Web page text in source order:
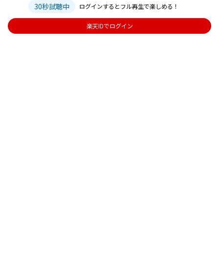
30秒試聴中 ログインするとフル再生で楽しめる！
楽天IDでログイン